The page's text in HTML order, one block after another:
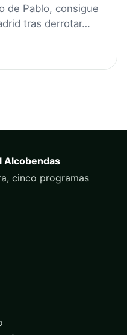
de Pablo, consigue
tras derrotar…
Alcobendas
cinco programas